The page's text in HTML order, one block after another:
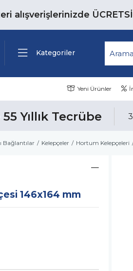
alışverişlerinizde
Kategoriler
Yeni Ürünler
Yıllık Tecrübe
Bağlantılar Kelepçeler Hortum Kelepçeleri
146x164 mm